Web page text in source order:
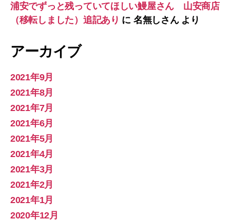
浦安でずっと残っていてほしい鰻屋さん 山安商店
（移転しました）追記あり に 名無しさんより
アーカイブ
2021年9月
2021年8月
2021年7月
2021年6月
2021年5月
2021年4月
2021年3月
2021年2月
2021年1月
2020年12月